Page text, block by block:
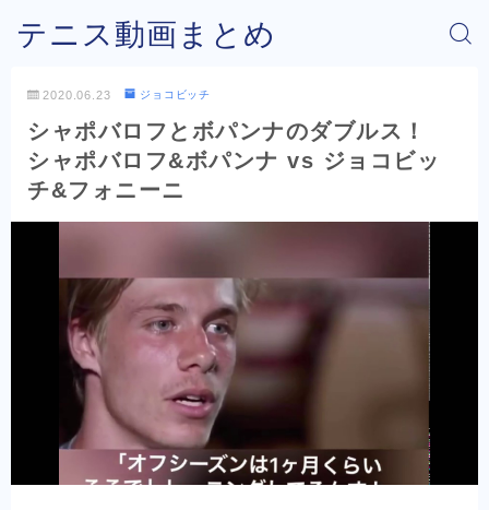
テニス動画まとめ
2020.06.23 ジョコビッチ
シャポバロフとボパンナのダブルス！
シャポバロフ&ボパンナ vs ジョコビッ
チ&フォニーニ